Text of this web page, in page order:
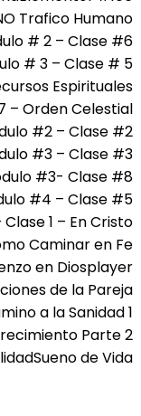
Trafico Humano
# 2 – Clase #6
# 3 – Clase # 5
Espirituales
– Orden Celestial
#2 – Clase #2
#3 – Clase #3
#3- Clase #8
#4 – Clase #5
Clase 1 – En Cristo
Caminar en Fe
en Diosplayer
de la Pareja
a la Sanidad 1
Parte 2
Sueno de Vida